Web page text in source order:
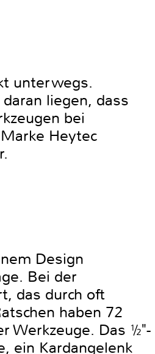
unterwegs.
liegen, dass
bei
Heytec
Design
Bei der
das durch oft
haben 72
Werkzeuge. Das ½"-
ein Kardangelenk